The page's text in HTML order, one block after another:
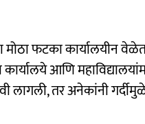
फटका कार्यालयीन वेळेत
आणि
लागली, तर अनेकांनी